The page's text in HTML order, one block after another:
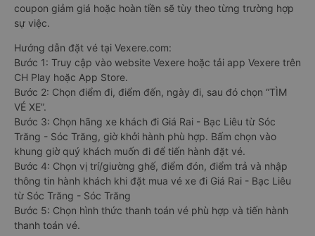
coupon giảm giá hoặc hoàn tiền sẽ tùy theo từng trường hợp
sự việc.
Hướng dẫn đặt vé tại Vexere.com:
Bước 1: Truy cập vào website Vexere hoặc tải app Vexere trên
CH Play hoặc App Store.
Bước 2: Chọn điểm đi, điểm đến, ngày đi, sau đó chọn “TÌM
VÉ XE”.
Bước 3: Chọn hãng xe khách đi Giá Rai - Bạc Liêu từ Sóc
Trăng - Sóc Trăng, giờ khởi hành phù hợp. Bấm chọn vào
khung giờ quý khách muốn đi để tiến hành đặt vé.
Bước 4: Chọn vị trí/giường ghế, điểm đón, điểm trả và nhập
thông tin hành khách khi đặt mua vé xe đi Giá Rai - Bạc Liêu
từ Sóc Trăng - Sóc Trăng
Bước 5: Chọn hình thức thanh toán vé phù hợp và tiến hành
thanh toán vé.